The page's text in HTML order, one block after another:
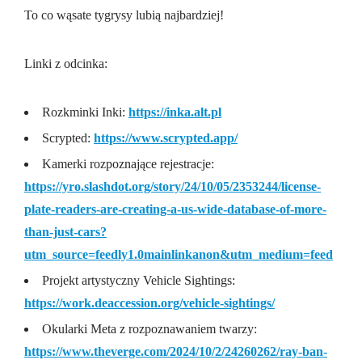
To co wąsate tygrysy lubią najbardziej!
Linki z odcinka:
Rozkminki Inki: https://inka.alt.pl
Scrypted: https://www.scrypted.app/
Kamerki rozpoznające rejestracje:
https://yro.slashdot.org/story/24/10/05/2353244/license-
plate-readers-are-creating-a-us-wide-database-of-more-
than-just-cars?
utm_source=feedly1.0mainlinkanon&utm_medium=feed
Projekt artystyczny Vehicle Sightings:
https://work.deaccession.org/vehicle-sightings/
Okularki Meta z rozpoznawaniem twarzy:
https://www.theverge.com/2024/10/2/24260262/ray-ban-